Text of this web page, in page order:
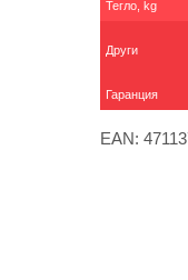
Тегло, kg
Други
Гаранция
EAN: